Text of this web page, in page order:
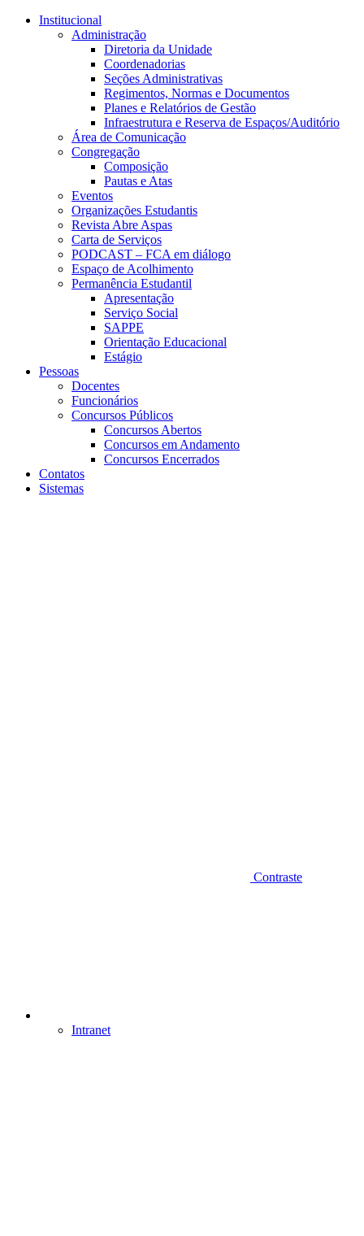
Conteúdo principal
Institucional
Administração
Diretoria da Unidade
Coordenadorias
Seções Administrativas
Regimentos, Normas e Documentos
Planes e Relatórios de Gestão
Infraestrutura e Reserva de Espaços/Auditório
Área de Comunicação
Congregação
Composição
Pautas e Atas
Eventos
Organizações Estudantis
Revista Abre Aspas
Carta de Serviços
PODCAST – FCA em diálogo
Espaço de Acolhimento
Permanência Estudantil
Apresentação
Serviço Social
SAPPE
Orientação Educacional
Estágio
Pessoas
Docentes
Funcionários
Concursos Públicos
Concursos Abertos
Concursos em Andamento
Concursos Encerrados
Contatos
Sistemas
Contraste
Intranet